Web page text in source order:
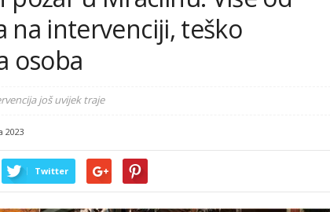
na intervenciji, teško
osoba
još uvijek traje
2023
Twitter